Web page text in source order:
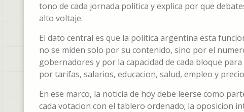
tono de cada jornada politica y explica por que
alto voltaje.
El dato central es que la politica argentina esta
no se miden solo por su contenido, sino por el
gobernadores y por la capacidad de cada bloque
por tarifas, salarios, educacion, salud, empleo y
En ese marco, la noticia de hoy debe leerse como
cada votacion con el tablero ordenado; la oposicion